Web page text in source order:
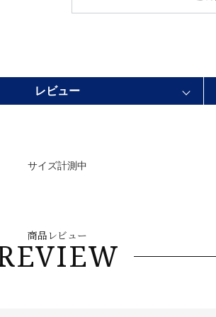
レビュー
サイズ計測中
商品レビュー